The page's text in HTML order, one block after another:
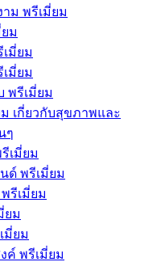
ม พรีเมี่ยม
ม
มี่ยม
มี่ยม
พรีเมี่ยม
เกี่ยวกับสุขภาพและ
ๆ
เมี่ยม
ด์ พรีเมี่ยม
รีเมี่ยม
ยม
มี่ยม
ค์ พรีเมี่ยม